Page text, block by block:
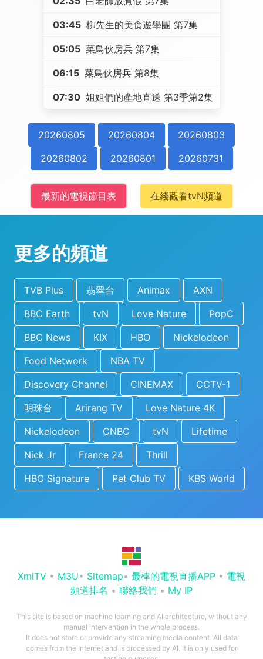
03:45 柳先生的美食遊學團 第7集
05:05 菜鳥伙房兵 第7集
06:15 菜鳥伙房兵 第8集
07:30 姐姐們的產地直送 第3季第2集
20260805 20260804
20260803
20260802
20260801 20260731
最新的電視節目表 在綫觀看tvN頻道
更多的頻道
TVB Plus 翡翠台 Animax
AXN
BBC Earth
tvN Love Nature
PopC
BBC News
KIX HBO
Nickelodeon
Food Network
NBA TV
Discovery Channel
CINEMAX
CCTV-1
明珠台
Arirang TV
Love Nature 4K
Nickelodeon
CNBC tvN
Lifetime
Nick Jr
France 24
Thrill
HBO Signature
Pet Club TV KBS World
XmlTV • M3U• Sitemap• 最棒的電視直播APP • 電視
頻道排名 • 聯絡我們 • My IP
This site is based on machine learning and AI architecture, without any
manual intervention in the whole process.
It does not store or provide any streaming media content. All data
comes from the Internet and is processed by AI. It is only used for